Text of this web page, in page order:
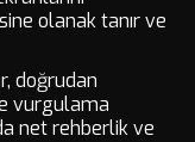
olanak tanır ve
doğrudan
vurgulama
net rehberlik ve